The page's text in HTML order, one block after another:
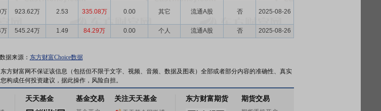
923.62万 2.53 335.08万 0.00 其它 流通A股 否 2025-08-26
545.24万 1.49 84.29万 0.00 个人 流通A股 否 2025-08-26
数据来源： 东方财富Choice数据
方财富网不保证该信息（包括但不限于文字、视频、音频、数据及图表）全部或者部分内容的准确性、真实
构成任何投资建议，据此操作，风险自担。
天天基金 基金交易 关注天天基金 东方财富期货 期货交易